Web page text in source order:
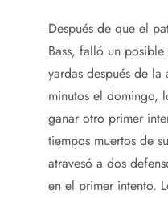
Después de que el
Bass, falló un
yardas después de
minutos el domingo,
ganar otro primer
tiempos muertos de
atravesó a dos
en el primer intento.